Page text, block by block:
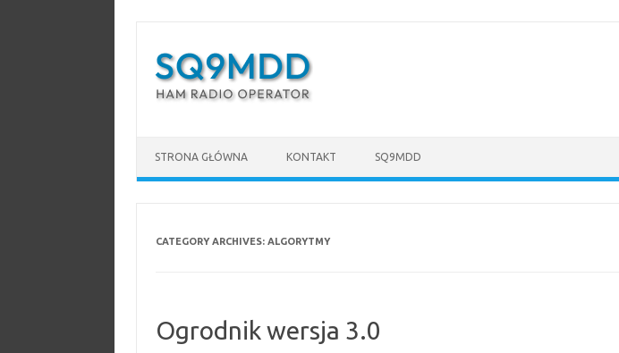
STRONA GŁÓWNA KONTAKT SQ9MDD
CATEGORY ARCHIVES: ALGORYTMY
Ogrodnik wersja 3.0